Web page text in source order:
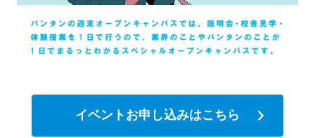
イベントお申し込みはこちら